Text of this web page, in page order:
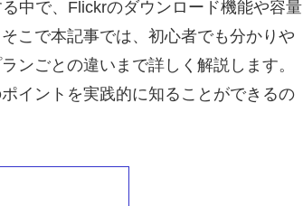
中で、Flickrのダウンロード機能や容量
こで本記事では、初心者でも分かりや
ンごとの違いまで詳しく解説します。
イントを実践的に知ることができるの